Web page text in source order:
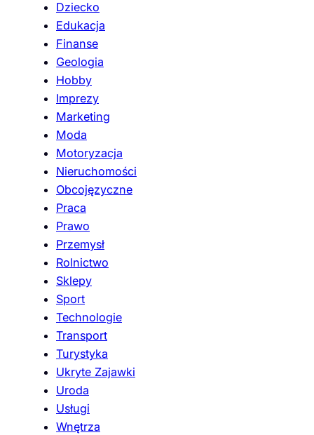
Dziecko
Edukacja
Finanse
Geologia
Hobby
Imprezy
Marketing
Moda
Motoryzacja
Nieruchomości
Obcojęzyczne
Praca
Prawo
Przemysł
Rolnictwo
Sklepy
Sport
Technologie
Transport
Turystyka
Ukryte Zajawki
Uroda
Usługi
Wnętrza